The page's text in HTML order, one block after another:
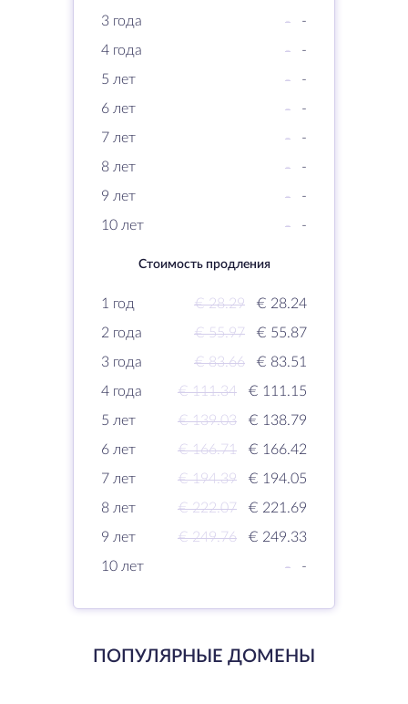
3 года
-
-
4 года
-
-
5 лет
-
-
6 лет
-
-
7 лет
-
-
8 лет
-
-
9 лет
-
-
10 лет
- -
Стоимость продления
1 год € 28.29
€ 28.24
2 года
€ 55.97
€ 55.87
3 года
€ 83.66
€ 83.51
4 года
€ 111.34
€ 111.15
5 лет
€ 139.03
€ 138.79
6 лет
€ 166.71
€ 166.42
7 лет
€ 194.39
€ 194.05
8 лет
€ 222.07
€ 221.69
9 лет
€ 249.76
€ 249.33
10 лет
- -
ПОПУЛЯРНЫЕ ДОМЕНЫ